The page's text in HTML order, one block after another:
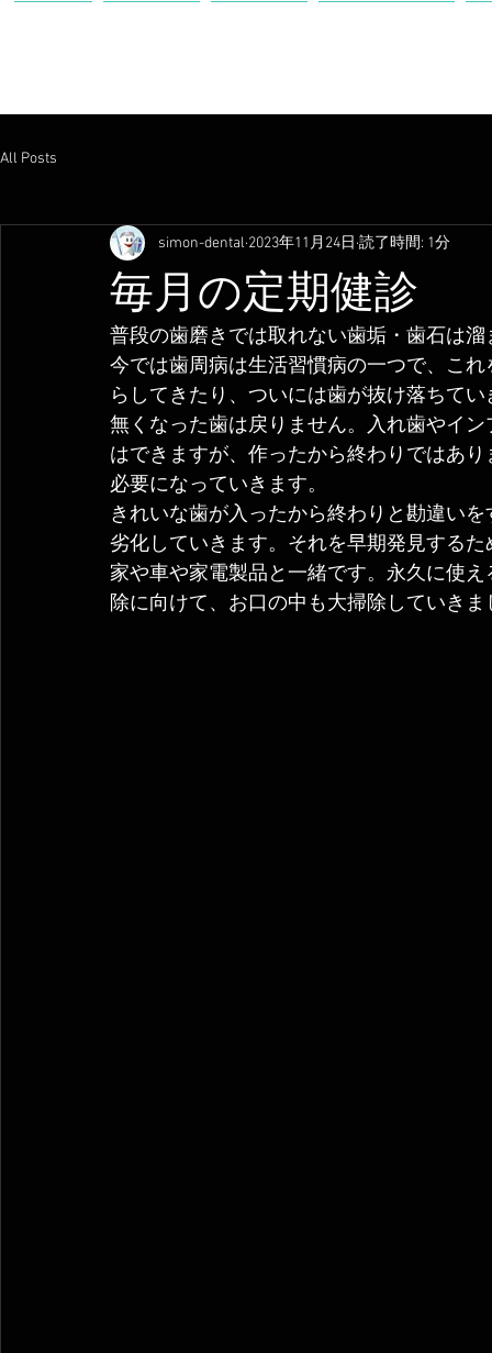
All Posts
毎月の定期健診
simon-dental 2023年11月24日 読了時間: 1分
普段の歯磨きでは取れない歯垢・歯石は
今では歯周病は生活習慣病の一つで、こ
らしてきたり、ついには歯が抜け落ちてい
無くなった歯は戻りません。入れ歯やイ
はできますが、作ったから終わりではあ
必要になっていきます。
きれいな歯が入ったから終わりと勘違い
劣化していきます。それを早期発見する
家や車や家電製品と一緒です。永久に使
除に向けて、お口の中も大掃除していき